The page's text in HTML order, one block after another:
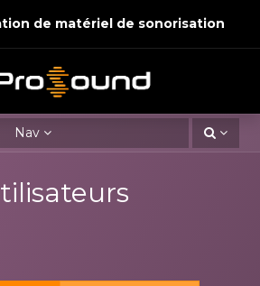
de matériel de sonorisation
Nav